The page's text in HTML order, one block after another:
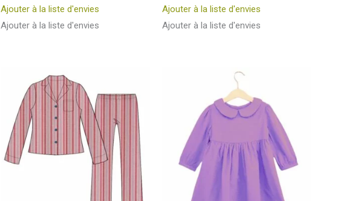
sur 5
Ajouter à la liste d'envies
Ajouter à la liste d'envies
sur 5
Ajouter à la liste d'envies
Ajouter à la liste d'envies